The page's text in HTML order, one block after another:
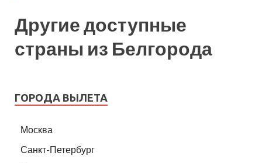
Другие доступные
страны из Белгорода
ГОРОДА ВЫЛЕТА
Москва
Санкт-Петербург